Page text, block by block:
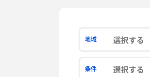
地域 選択する
条件 選択する